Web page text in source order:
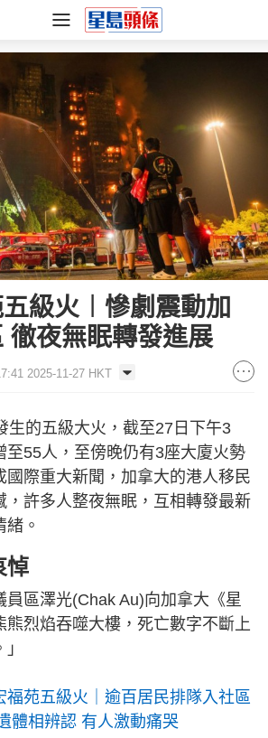
級火︱慘劇震動加
徹夜無眠轉發進展
2025-11-27 HKT
生的五級大火，截至27日下午3
至55人，至傍晚仍有3座大廈火勢
國際重大新聞，加拿大的港人移民
，許多人整夜無眠，互相轉發最新
。
悼
員區澤光(Chak Au)向加拿大《星
熊烈焰吞噬大樓，死亡數字不斷上
福苑五級火｜逾百居民排隊入社區
體相辨認 有人激動痛哭